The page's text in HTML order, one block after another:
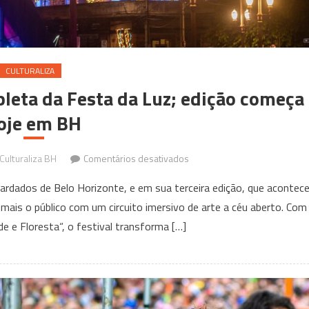
CULTURALIZA
da Festa da Luz; edição começa
em BH
BH Comentários desativadosem
a
programação
Festa
da
Luz;
de Belo Horizonte, e em sua terceira edição, que acontece
o público com um circuito imersivo de arte a céu aberto.
e Floresta“, o festival transforma […]